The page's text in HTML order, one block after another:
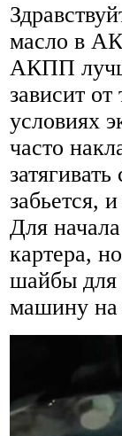
масло в
АКПП
зависит
условиях
часто
забьется,
Для
картера,
шайбы для
машину на